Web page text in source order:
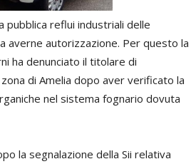
pubblica reflui industriali delle
averne autorizzazione. Per questo la
ha denunciato il titolare di
zona di Amelia dopo aver verificato la
nel sistema fognario dovuta
la segnalazione della Sii relativa